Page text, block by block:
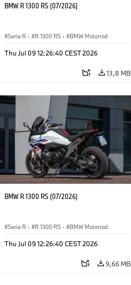
BMW R 1300 RS (07/2026)
Serie R · R 1300 RS · BMW Motorrad
Thu Jul 09 12:26:40 CEST 2026
13,8 MB
BMW R 1300 RS (07/2026)
Serie R · R 1300 RS · BMW Motorrad
Thu Jul 09 12:26:40 CEST 2026
9,66 MB